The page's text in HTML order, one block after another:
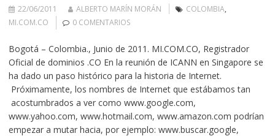
22/06/2011 ALBERTO MARÍN MORÁN COLOMBIA,
MI.COM.CO
0 COMENTARIOS
Bogotá – Colombia., Junio de 2011. MI.COM.CO, Registrador
Oficial de dominios .CO En la reunión de ICANN en Singapore se
ha dado un paso histórico para la historia de Internet.
Próximamente, los nombres de Internet que estábamos tan
acostumbrados a ver como www.google.com,
www.yahoo.com, www.hotmail.com, www.amazon.com podrían
empezar a mutar hacia, por ejemplo: www.buscar.google,